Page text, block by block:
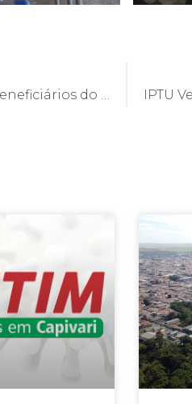
Cestas básicas para beneficiários do Programa Bolsa Família serão entregues a partir do dia 23 de novembro